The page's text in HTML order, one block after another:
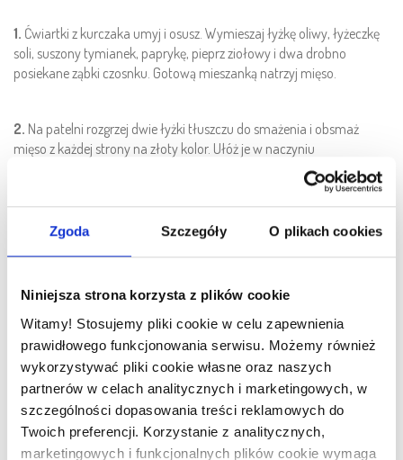
Zgoda Szczegóły O plikach cookies
Niniejsza strona korzysta z plików cookie
Witamy! Stosujemy pliki cookie w celu zapewnienia
prawidłowego funkcjonowania serwisu. Możemy również
wykorzystywać pliki cookie własne oraz naszych
partnerów w celach analitycznych i marketingowych, w
szczególności dopasowania treści reklamowych do
Twoich preferencji. Korzystanie z analitycznych,
marketingowych i funkcjonalnych plików cookie wymaga
1. Ćwiartki z kurczaka umyj i osusz. Wymieszaj łyżkę oliwy, łyżeczkę
soli, suszony tymianek, paprykę, pieprz ziołowy i dwa drobno
posiekane ząbki czosnku. Gotową mieszanką natrzyj mięso.
2. Na patelni rozgrzej dwie łyżki tłuszczu do smażenia i obsmaż
mięso z każdej strony na złoty kolor. Ułóż je w naczyniu
żaroodpornym. Brokuł podziel na różyczki, a buraka i cukinię pokrój
w grube plastry. Wymieszaj łyżkę oliwy, dwa posiekane ząbki
czosnku oraz pół łyżeczki soli i dopraw warzywa.
koktajlowe przekrojone na pół i zapiekaj jeszcze 10 minut.
Cebulę posiekaj i zeszklij na tłuszczu do smażenia. Dodaj kaszę
pęczak i ponownie przesmaż. Całość zalej cydrem lub piwem o
smaku cydru i gotuj do odparowania. Zalej bulionem, delikatnie
posól i gotuj na małym ogniu, aż pęczak stanie się miękki. Pod
koniec gotowania dodaj pokrojone w kostkę jabłko. Ćwiartki z